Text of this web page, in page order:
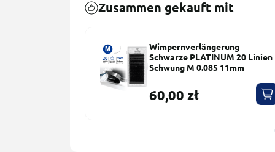
Zusammen gekauft mit
Wimpernverlängerung
Schwarze PLATINUM 20 Linien
Schwung M 0.085 11mm
60,00 zł